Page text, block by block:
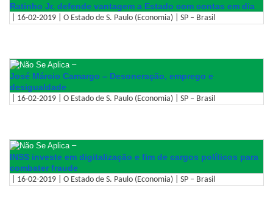
Ratinho Jr. defende vantagem a Estado com contas em dia
| 16-02-2019 | O Estado de S. Paulo (Economia) | SP – Brasil
–
José Márcio Camargo – Desoneração, emprego e
desigualdade
| 16-02-2019 | O Estado de S. Paulo (Economia) | SP – Brasil
–
INSS investe em digitalização e fim de cargos políticos para
combater fraude
| 16-02-2019 | O Estado de S. Paulo (Economia) | SP – Brasil